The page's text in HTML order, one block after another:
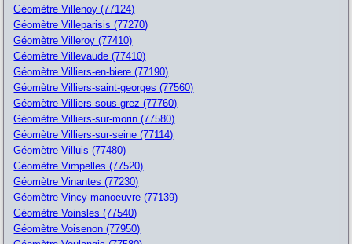
Géomètre Villenoy (77124)
Géomètre Villeparisis (77270)
Géomètre Villeroy (77410)
Géomètre Villevaude (77410)
Géomètre Villiers-en-biere (77190)
Géomètre Villiers-saint-georges (77560)
Géomètre Villiers-sous-grez (77760)
Géomètre Villiers-sur-morin (77580)
Géomètre Villiers-sur-seine (77114)
Géomètre Villuis (77480)
Géomètre Vimpelles (77520)
Géomètre Vinantes (77230)
Géomètre Vincy-manoeuvre (77139)
Géomètre Voinsles (77540)
Géomètre Voisenon (77950)